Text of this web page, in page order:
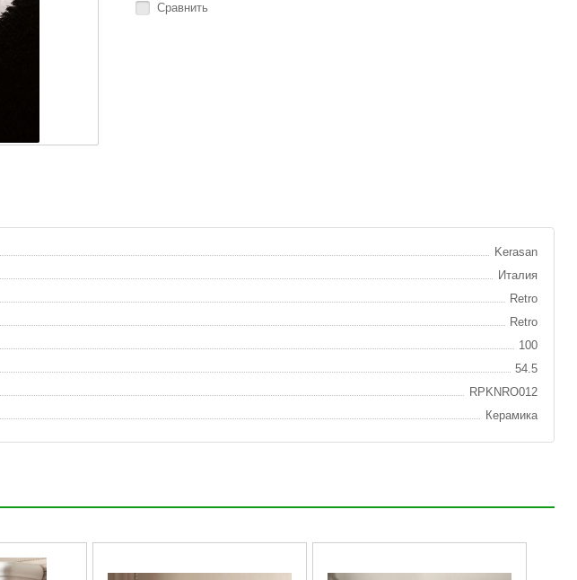
Сравнить
Kerasan
Италия
Retro
Retro
100
54.5
RPKNRO012
Керамика